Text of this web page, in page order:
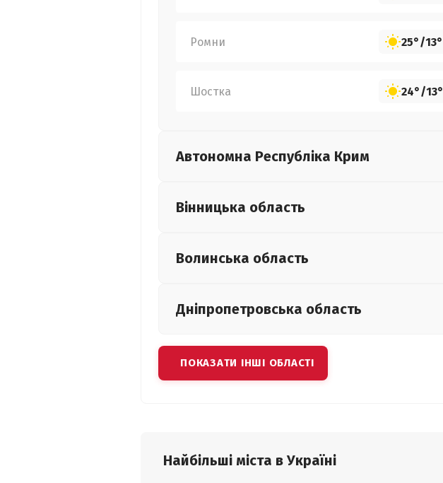
Ромни 25°/13°
Шостка 24°/13°
Автономна Республіка Крим
Вінницька область
Волинська область
Дніпропетровська область
ПОКАЗАТИ ІНШІ ОБЛАСТІ
Найбільші міста в Україні